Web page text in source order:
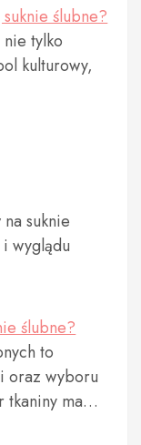
suknie ślubne?
tylko
kulturowy,
suknie
wyglądu
ślubne?
to
oraz wyboru
tkaniny ma…